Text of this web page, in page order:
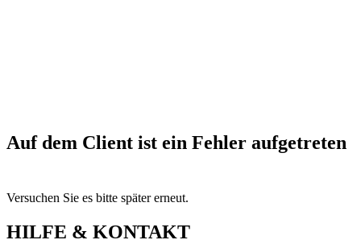
Auf dem Client ist ein Fehler aufgetreten
Versuchen Sie es bitte später erneut.
HILFE & KONTAKT